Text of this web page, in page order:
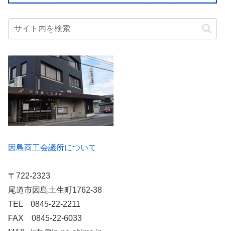
因島商工会議所について
〒722-2323
尾道市因島土生町1762-38
TEL 0845-22-2211
FAX 0845-22-6033